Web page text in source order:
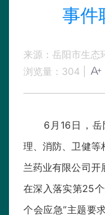
事件
来源：岳阳市生态
浏览量： 304
6月16日，岳
理、消防、卫健等
兰药业有限公司开
在深入落实第25
个会应急”主题要